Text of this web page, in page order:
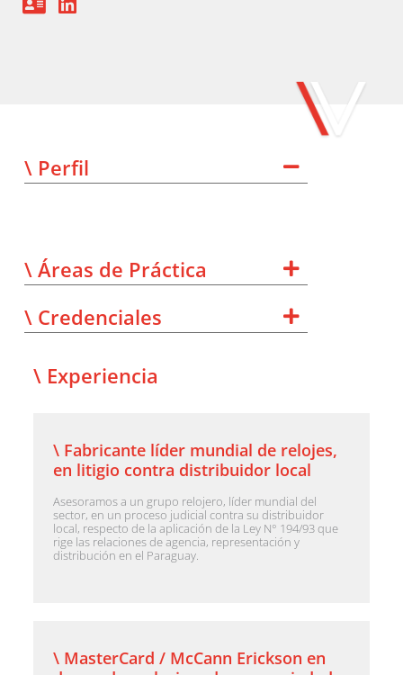
\ Perfil
\ Áreas de Práctica
\ Credenciales
\ Experiencia
\ Fabricante líder mundial de relojes,
en litigio contra distribuidor local
Asesoramos a un grupo relojero, líder mundial del
sector, en un proceso judicial contra su distribuidor
local, respecto de la aplicación de la Ley N° 194/93 que
rige las relaciones de agencia, representación y
distribución en el Paraguay.
\ MasterCard / McCann Erickson en